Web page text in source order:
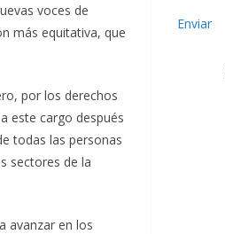
voces de
más equitativa, que
por los derechos
este cargo después
todas las personas
sectores de la
avanzar en los
Enviar